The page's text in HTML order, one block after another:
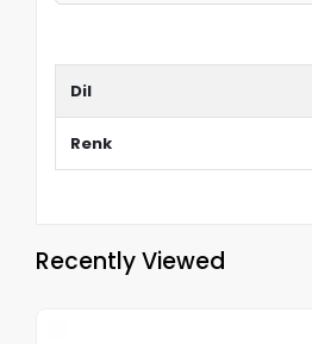
Dil
Renk
Recently Viewed